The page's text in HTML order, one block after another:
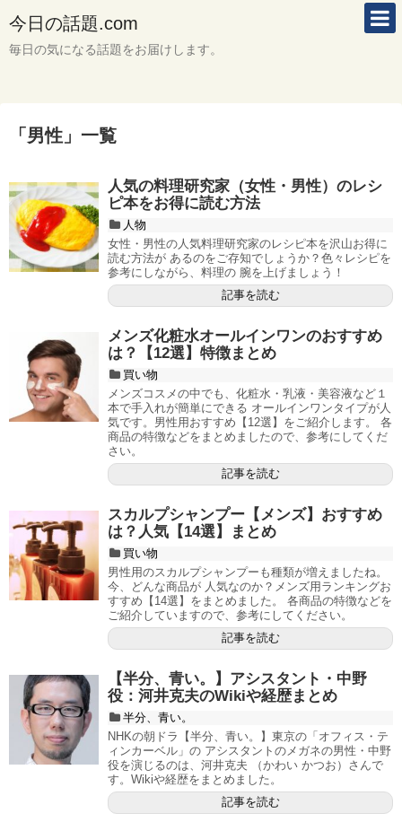
今日の話題.com
毎日の気になる話題をお届けします。
「 男性 」 一覧
人気の料理研究家（女性・男性）のレシ
ピ本をお得に読む方法
人物
女性・男性の人気料理研究家のレシピ本を沢山お得に
読む方法が あるのをご存知でしょうか？色々レシピを
参考にしながら、料理の 腕を上げましょう！
記事を読む
メンズ化粧水オールインワンのおすすめ
は？【12選】特徴まとめ
買い物
メンズコスメの中でも、化粧水・乳液・美容液など１
本で手入れが簡単にできる オールインワンタイプが人
気です。男性用おすすめ【12選】をご紹介します。 各
商品の特徴などをまとめましたので、参考にしてくだ
さい。
記事を読む
スカルプシャンプー【メンズ】おすすめ
は？人気【14選】まとめ
買い物
男性用のスカルプシャンプーも種類が増えましたね。
今、どんな商品が 人気なのか？メンズ用ランキングお
すすめ【14選】をまとめました。 各商品の特徴などを
ご紹介していますので、参考にしてください。
記事を読む
【半分、青い。】アシスタント・中野
役：河井克夫のWikiや経歴まとめ
半分、青い。
NHKの朝ドラ【半分、青い。】東京の「オフィス・テ
ィンカーベル」の アシスタントのメガネの男性・中野
役を演じるのは、河井克夫 （かわい かつお）さんで
す。Wikiや経歴をまとめました。
記事を読む